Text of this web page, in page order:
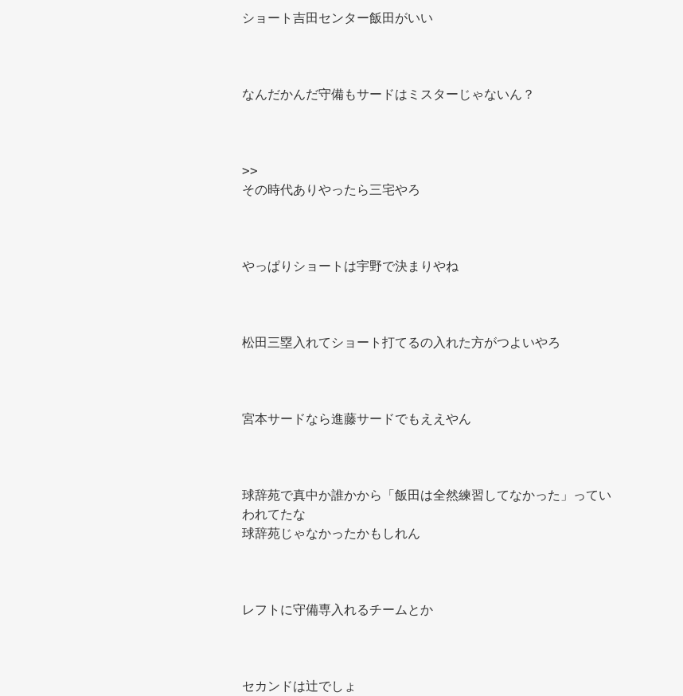
ショート吉田センター飯田がいい
なんだかんだ守備もサードはミスターじゃないん？
>>
その時代ありやったら三宅やろ
やっぱりショートは宇野で決まりやね
松田三塁入れてショート打てるの入れた方がつよいやろ
宮本サードなら進藤サードでもええやん
球辞苑で真中か誰かから「飯田は全然練習してなかった」ってい
われてたな
球辞苑じゃなかったかもしれん
レフトに守備専入れるチームとか
セカンドは辻でしょ